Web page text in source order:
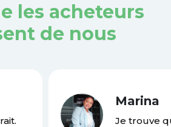
les acheteurs
de nous
Marina
Je trouve